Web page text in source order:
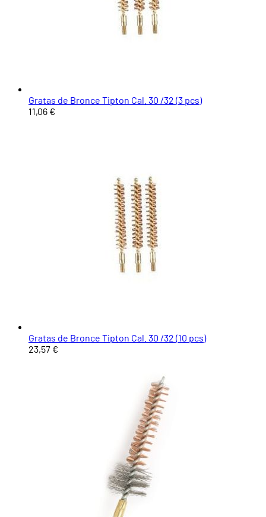
Gratas de Bronce Tipton Cal. 30 /32 (3 pcs)
11,06 €
Gratas de Bronce Tipton Cal. 30 /32 (10 pcs)
23,57 €